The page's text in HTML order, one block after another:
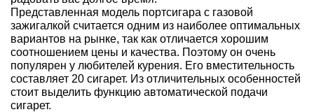
Представленная модель портсигара с газовой
зажигалкой считается одним из наиболее оптимальных
вариантов на рынке, так как отличается хорошим
соотношением цены и качества. Поэтому он очень
популярен у любителей курения. Его вместительность
составляет 20 сигарет. Из отличительных особенностей
стоит выделить функцию автоматической подачи
сигарет.